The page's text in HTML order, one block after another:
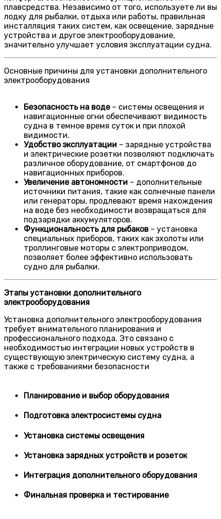
плавсредства. Независимо от того, используете ли вы
лодку для рыбалки, отдыха или работы, правильная
инсталляция таких систем, как освещение, зарядные
устройства и другое электрооборудование,
значительно улучшает условия эксплуатации судна.
Основные причины для установки дополнительного
электрооборудования
Безопасность на воде– системы освещения и
навигационные огни обеспечивают видимость
судна в темное время суток и при плохой
видимости.
Удобство эксплуатации – зарядные устройства
и электрические розетки позволяют подключать
различное оборудование, от смартфонов до
навигационных приборов.
Увеличение автономности – дополнительные
источники питания, такие как солнечные панели
или генераторы, продлевают время нахождения
на воде без необходимости возвращаться для
подзарядки аккумуляторов.
Функциональность для рыбаков – установка
специальных приборов, таких как эхолоты или
троллинговые моторы с электроприводом,
позволяет более эффективно использовать
судно для рыбалки.
Этапы установки дополнительного
электрооборудования
Установка дополнительного электрооборудования
требует внимательного планирования и
профессионального подхода. Это связано с
необходимостью интеграции новых устройств в
существующую электрическую систему судна, а
также с требованиями безопасности
Планирование и выбор оборудования
Подготовка электросистемы судна
Установка системы освещения
Установка зарядных устройств и розеток
Интеграция дополнительного оборудования
Финальная проверка и тестирование